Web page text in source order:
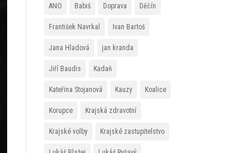
ANO Babiš Doprava Děčín
František Navrkal Ivan Bartoš
Jana Hladová jan kranda
Jiří Baudis Kadaň
Kateřina Stojanová Kauzy Koalice
Korupce Krajská zdravotní
Krajské volby Krajské zastupitelstvo